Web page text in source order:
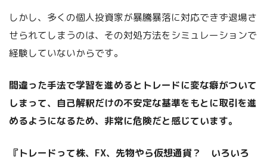
しかし、多くの個人投資家が暴騰暴落に対応できず退場さ
せられてしまうのは、その対処方法をシミュレーションで
経験していないからです。
間違った手法で学習を進めるとトレードに変な癖がついて
しまって、自己解釈だけの不安定な基準をもとに取引を進
めるようになるため、非常に危険だと感じています。
『トレードって株、FX、先物やら仮想通貨？ いろいろ